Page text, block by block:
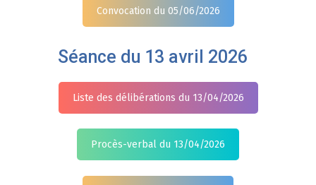
Convocation du 05/06/2026
Séance du 13 avril 2026
Liste des délibérations du 13/04/2026
Procès-verbal du 13/04/2026